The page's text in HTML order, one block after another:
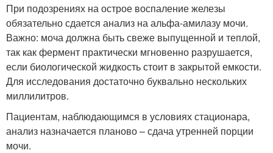
При подозрениях на острое воспаление железы
обязательно сдается анализ на альфа-амилазу мочи.
Важно: моча должна быть свеже выпущенной и теплой,
так как фермент практически мгновенно разрушается,
если биологической жидкость стоит в закрытой емкости.
Для исследования достаточно буквально нескольких
миллилитров.
Пациентам, наблюдающимся в условиях стационара,
анализ назначается планово – сдача утренней порции
мочи.